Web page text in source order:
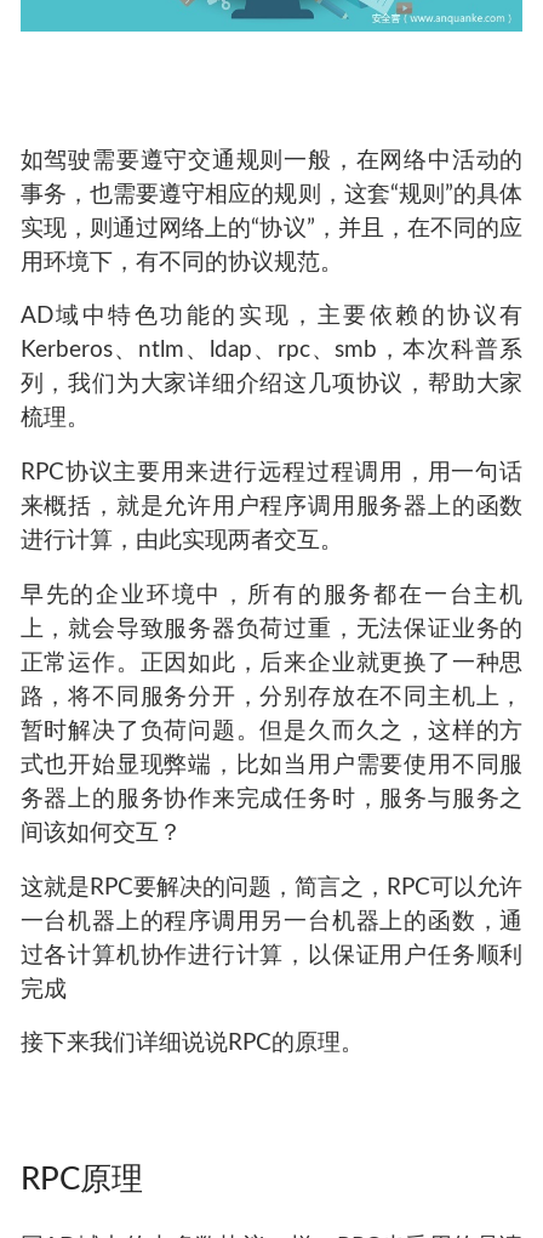
如驾驶需要遵守交通规则一般，在网络中活动的
事务，也需要遵守相应的规则，这套“规则”的具体
实现，则通过网络上的“协议”，并且，在不同的应
用环境下，有不同的协议规范。
AD域中特色功能的实现，主要依赖的协议有
Kerberos、ntlm、ldap、rpc、smb，本次科普系
列，我们为大家详细介绍这几项协议，帮助大家
梳理。
RPC协议主要用来进行远程过程调用，用一句话
来概括，就是允许用户程序调用服务器上的函数
进行计算，由此实现两者交互。
早先的企业环境中，所有的服务都在一台主机
上，就会导致服务器负荷过重，无法保证业务的
正常运作。正因如此，后来企业就更换了一种思
路，将不同服务分开，分别存放在不同主机上，
暂时解决了负荷问题。但是久而久之，这样的方
式也开始显现弊端，比如当用户需要使用不同服
务器上的服务协作来完成任务时，服务与服务之
间该如何交互？
这就是RPC要解决的问题，简言之，RPC可以允许
一台机器上的程序调用另一台机器上的函数，通
过各计算机协作进行计算，以保证用户任务顺利
完成
接下来我们详细说说RPC的原理。
RPC原理